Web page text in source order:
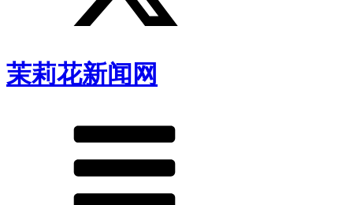
茉莉花新闻网